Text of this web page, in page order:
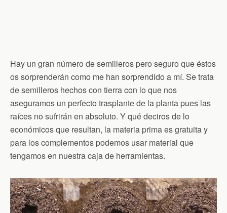
Hay un gran número de semilleros pero seguro que éstos
os sorprenderán como me han sorprendido a mí. Se trata
de semilleros hechos con tierra con lo que nos
aseguramos un perfecto trasplante de la planta pues las
raíces no sufrirán en absoluto. Y qué deciros de lo
económicos que resultan, la materia prima es gratuita y
para los complementos podemos usar material que
tengamos en nuestra caja de herramientas.